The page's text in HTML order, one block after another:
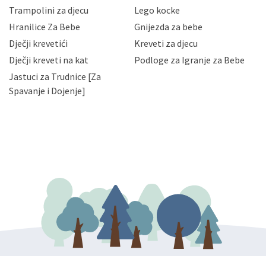
zaposlenicima kojima su isti potrebni radi provedbe
slučajevima koji su dozvoljeni zakonima. Napominjemo
da možete u svako doba, u potpunosti ili djelomice,
zatražiti prestanak aktivnosti obrade Vaših osobnih
podataka. Opoziv privole možete podnijeti poštom na
gore navedenu adresu ili e-mailom na adresu:
Trampolini za djecu
Lego kocke
Hranilice Za Bebe
Gnijezda za bebe
Dječji krevetići
Kreveti za djecu
Dječji kreveti na kat
Podloge za Igranje za Bebe
Jastuci za Trudnice [Za
Spavanje i Dojenje]